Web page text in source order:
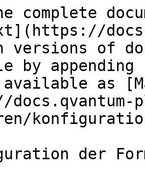
complete
versions of
by
as
der